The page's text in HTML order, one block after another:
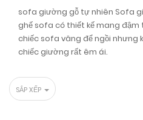
sofa giường gỗ tự nhiên Sofa
ghế sofa có thiết kế mang
chiếc sofa văng để ngồi nhưng
chiếc giường rất êm ái.
SẮP XẾP